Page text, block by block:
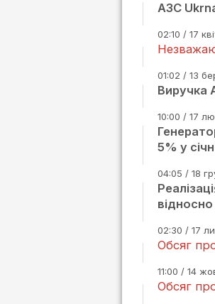
АЗС
02:10 / 17
01:02 / 13
Виручка
10:00 / 17
5% у
04:05 / 18
02:30 / 17
Обсяг
11:00 / 14
Обсяг